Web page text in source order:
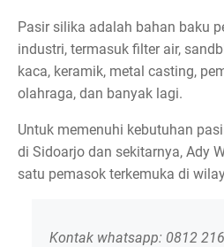
Pasir silika adalah bahan baku
industri, termasuk filter air,
kaca, keramik, metal casting,
olahraga, dan banyak lagi.
Untuk memenuhi kebutuhan
di Sidoarjo dan sekitarnya, Ady
satu pemasok terkemuka di
Kontak whatsapp: 0812